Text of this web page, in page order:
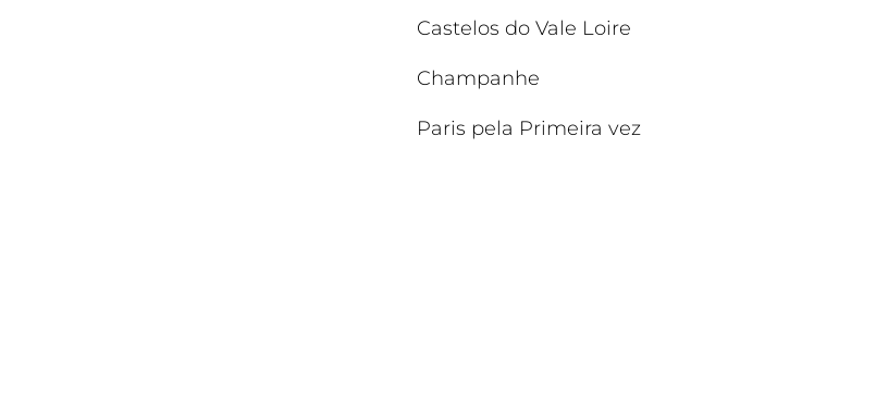
Castelos do Vale Loire
Champanhe
Paris pela Primeira vez